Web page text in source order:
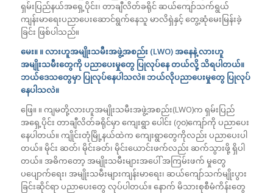
ရှမ်းပြည်နယ်အရှေ့ပိုင်း၊ တာချီလိတ်ခရိုင် ဆယ်ကျော်သက်ရွယ်
ကျန်းမာရေးပညာပေးဆောင်ရွက်နေသူ မာလိရှဲနှင့် တွေ့ဆုံမေးမြန်းခဲ့
ခြင်း ဖြစ်ပါသည်။
မေး။ ။ လားဟူအမျိုးသမီးအဖွဲ့အစည်း (LWO) အနေနဲ့ လားဟူ
အမျိုးသမီးတွေကို ပညာပေးမှုတွေ ပြုလုပ်နေ တယ်လို့ သိရပါတယ်။
ဘယ်ဒေသတွေမှာ ပြုလုပ်နေပါသလဲ။ ဘယ်လိုပညာပေးမှုတွေ ပြုလုပ်
နေပါသလဲ။
ဖြေ။ ။ ကျမတို့လားဟူအမျိုးသမီးအဖွဲ့အစည်း(LWO)က ရှမ်းပြည်
အရှေ့ပိုင်း တာချီလိတ်ခရိုင်မှာ ကျေးရွာ ပေါင်း (၇၀)ကျော်ကို ပညာပေး
နေပါတယ်။ ကျိုင်းတုံမြို့နယ်ထဲက ကျေးရွာတွေကိုလည်း ပညာပေးပါ
တယ်။ မိုင်း ဆတ်၊ မိုင်းခတ်၊ မိုင်းယောင်းဖက်လည်း ဆက်သွားဖို့ ရှိပါ
တယ်။ အဓိကတော့ အမျိုးသမီးများအပေါ် အကြမ်းဖက် မှုတွေ
ပပျောက်ရေး၊ အမျိုးသမီးများကျန်းမာရေး၊ ဆယ်ကျော်သက်မျိုးပွား
ခြင်းဆိုင်ရာ ပညာပေးတွေ လုပ်ပါတယ်။ နောက် မိသားစုစီမံကိန်းတွေ